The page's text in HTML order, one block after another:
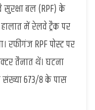
बल (RPF) के
में रेलवे ट्रैक पर
RPF पोस्ट पर
तैनात थें। घटना
संख्या 673/8 के पास